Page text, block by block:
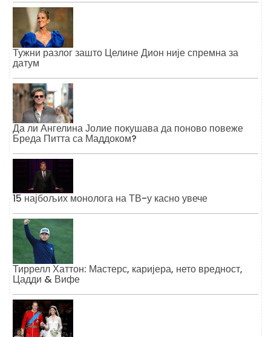
Тужни разлог зашто Целине Дион није спремна за
датум
Да ли Ангелина Јолие покушава да поново повеже
Бреда Питта са Маддоком?
15 најбољих монолога на ТВ-у касно увече
Тиррелл Хаттон: Мастерс, каријера, нето вредност,
Цадди & Вифе